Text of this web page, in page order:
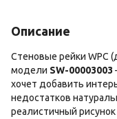
Описание
Стеновые рейки WPC
модели SW-00003003
хочет добавить
недостатков
реалистичный